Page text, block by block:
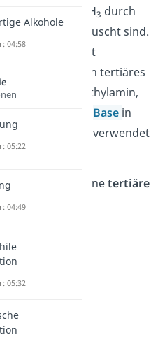
von NH3 durch
Reste ausgetauscht sind.
lautet
N. Ein tertiäres
Beispiel Triethylamin,
Base in
Synthese verwendet
besitzen einetertiäre
Alkohole
04:58
05:22
04:49
05:32